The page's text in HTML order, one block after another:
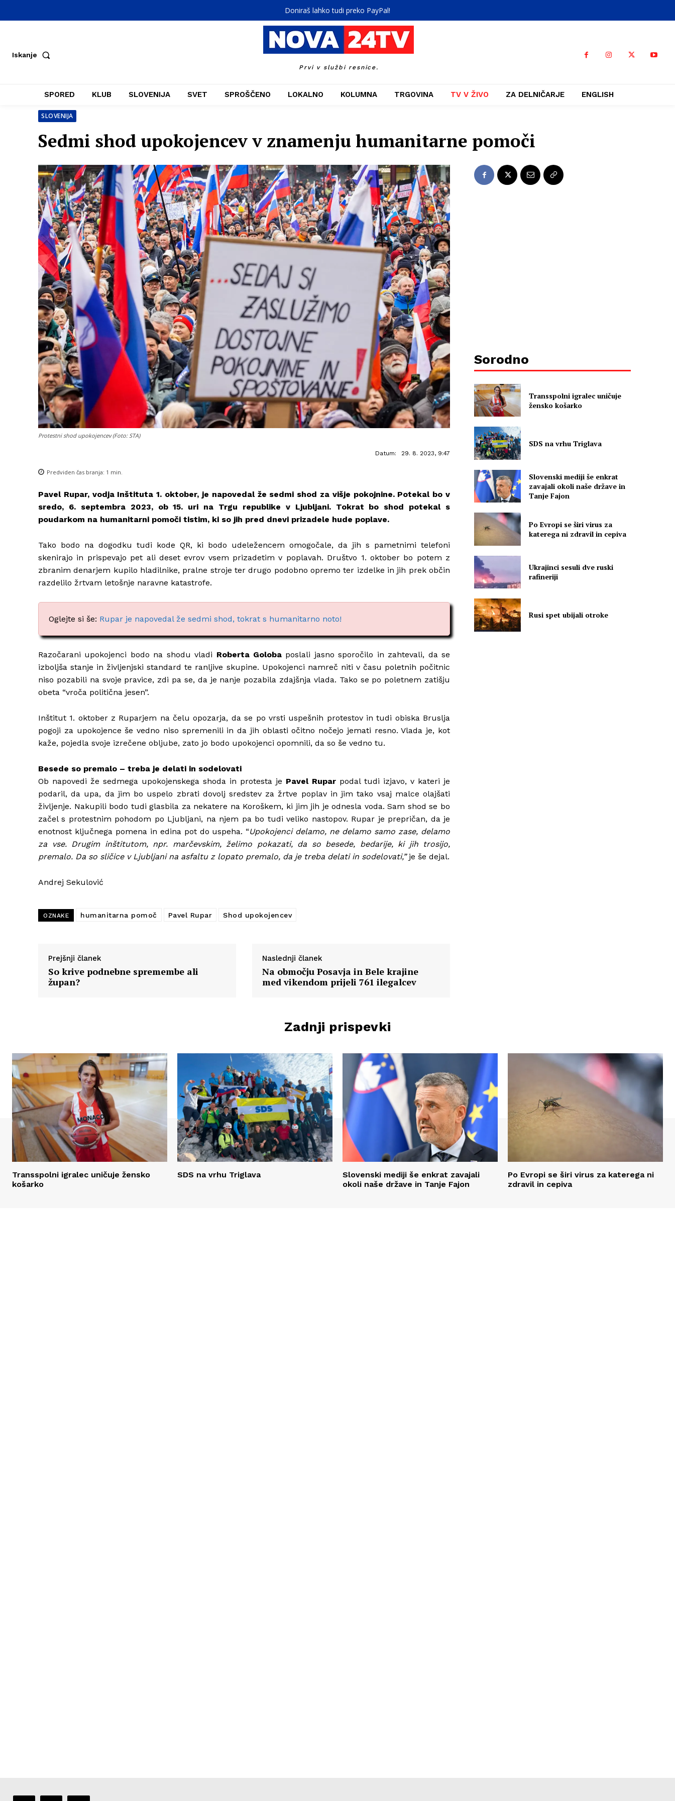
Doniraš lahko tudi preko PayPal!
Iskanje
Prvi v službi resnice.
SPORED KLUB SLOVENIJA SVET SPROŠČENO LOKALNO KOLUMNA TRGOVINA TV V ŽIVO ZA DELNIČARJE ENGLISH
SLOVENIJA
Sedmi shod upokojencev v znamenju humanitarne pomoči
Protestni shod upokojencev (Foto: STA)
Datum: 29. 8. 2023, 9:47
Predviden čas branja: 1 min.
Pavel Rupar, vodja Inštituta 1. oktober, je napovedal že sedmi shod za višje pokojnine. Potekal bo v
sredo, 6. septembra 2023, ob 15. uri na Trgu republike v Ljubljani. Tokrat bo shod potekal s
poudarkom na humanitarni pomoči tistim, ki so jih pred dnevi prizadele hude poplave.
Tako bodo na dogodku tudi kode QR, ki bodo udeležencem omogočale, da jih s pametnimi telefoni
skenirajo in prispevajo pet ali deset evrov vsem prizadetim v poplavah. Društvo 1. oktober bo potem z
zbranim denarjem kupilo hladilnike, pralne stroje ter drugo podobno opremo ter izdelke in jih prek občin
razdelilo žrtvam letošnje naravne katastrofe.
Oglejte si še: Rupar je napovedal že sedmi shod, tokrat s humanitarno noto!
Razočarani upokojenci bodo na shodu vladi Roberta Goloba poslali jasno sporočilo in zahtevali, da se
izboljša stanje in življenjski standard te ranljive skupine. Upokojenci namreč niti v času poletnih počitnic
niso pozabili na svoje pravice, zdi pa se, da je nanje pozabila zdajšnja vlada. Tako se po poletnem zatišju
obeta “vroča politična jesen”.
Inštitut 1. oktober z Ruparjem na čelu opozarja, da se po vrsti uspešnih protestov in tudi obiska Bruslja
pogoji za upokojence še vedno niso spremenili in da jih oblasti očitno nočejo jemati resno. Vlada je, kot
kaže, pojedla svoje izrečene obljube, zato jo bodo upokojenci opomnili, da so še vedno tu.
Besede so premalo – treba je delati in sodelovati
Ob napovedi že sedmega upokojenskega shoda in protesta je Pavel Rupar podal tudi izjavo, v kateri je
podaril, da upa, da jim bo uspelo zbrati dovolj sredstev za žrtve poplav in jim tako vsaj malce olajšati
življenje. Nakupili bodo tudi glasbila za nekatere na Koroškem, ki jim jih je odnesla voda. Sam shod se bo
začel s protestnim pohodom po Ljubljani, na njem pa bo tudi veliko nastopov. Rupar je prepričan, da je
enotnost ključnega pomena in edina pot do uspeha. “Upokojenci delamo, ne delamo samo zase, delamo
za vse. Drugim inštitutom, npr. marčevskim, želimo pokazati, da so besede, bedarije, ki jih trosijo,
premalo. Da so sličice v Ljubljani na asfaltu z lopato premalo, da je treba delati in sodelovati,”je še dejal.
Andrej Sekulović
OZNAKE humanitarna pomoč Pavel Rupar Shod upokojencev
Prejšnji članek
So krive podnebne spremembe ali
župan?
Naslednji članek
Na območju Posavja in Bele krajine
med vikendom prijeli 761 ilegalcev
Sorodno
Transspolni igralec uničuje
žensko košarko
SDS na vrhu Triglava
Slovenski mediji še enkrat
zavajali okoli naše države in
Tanje Fajon
Po Evropi se širi virus za
katerega ni zdravil in cepiva
Ukrajinci sesuli dve ruski
rafineriji
Rusi spet ubijali otroke
Zadnji prispevki
Transspolni igralec uničuje žensko
košarko
SDS na vrhu Triglava
Slovenski mediji še enkrat zavajali
okoli naše države in Tanje Fajon
Po Evropi se širi virus za katerega ni
zdravil in cepiva